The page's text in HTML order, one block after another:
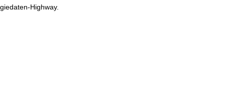
gie­da­ten-High­way.